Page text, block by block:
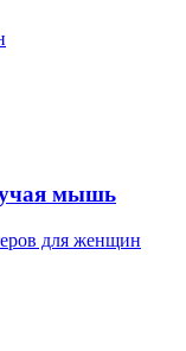
мышь
для женщин